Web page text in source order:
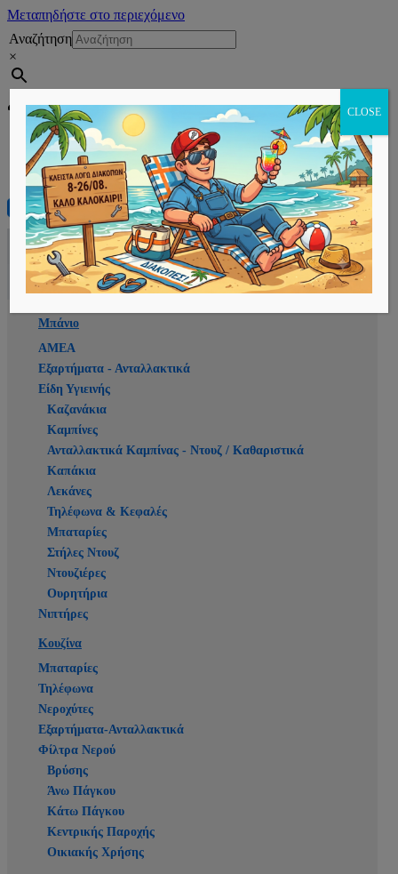
Μεταπηδήστε στο περιεχόμενο
Αναζήτηση
×
Εγγραφή
Αρχική
E-shop
Μπάνιο
ΑΜΕΑ
Εξαρτήματα - Ανταλλακτικά
Είδη Υγιεινής
Καζανάκια
Καμπίνες
Ανταλλακτικά Καμπίνας - Ντουζ / Καθαριστικά
Καπάκια
Λεκάνες
Τηλέφωνα & Κεφαλές
Μπαταρίες
Στήλες Ντουζ
Ντουζιέρες
Ουρητήρια
Νιπτήρες
Κουζίνα
Μπαταρίες
Τηλέφωνα
Νεροχύτες
Εξαρτήματα-Ανταλλακτικά
Φίλτρα Νερού
Βρύσης
Άνω Πάγκου
Κάτω Πάγκου
Κεντρικής Παροχής
Οικιακής Χρήσης
CLOSE